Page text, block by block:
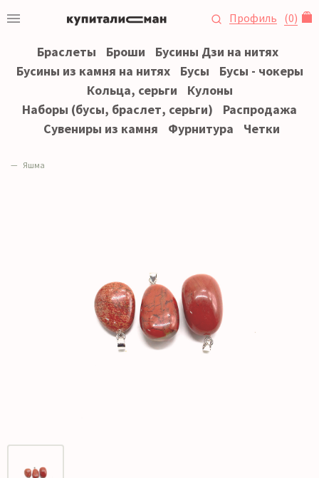
Профиль (0)
Браслеты Броши
Бусины Дзи на нитях
Бусины из камня на нитях
Бусы
Бусы - чокеры
Кольца, серьги
Кулоны
Наборы (бусы, браслет, серьги)
Распродажа
Сувениры из камня
Фурнитура Четки
Яшма